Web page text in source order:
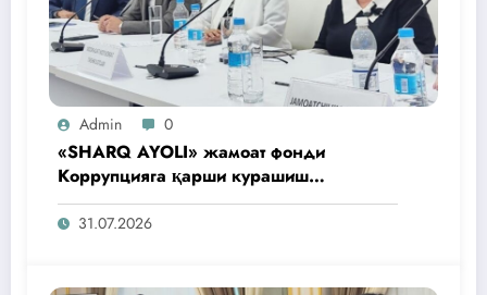
Admin 0
«SHARQ AYOLI» жамоат фонди
Коррупцияга қарши курашиш
агентлигидаги жамоат эшитувида
ташаббусларини тақдим этди
31.07.2026